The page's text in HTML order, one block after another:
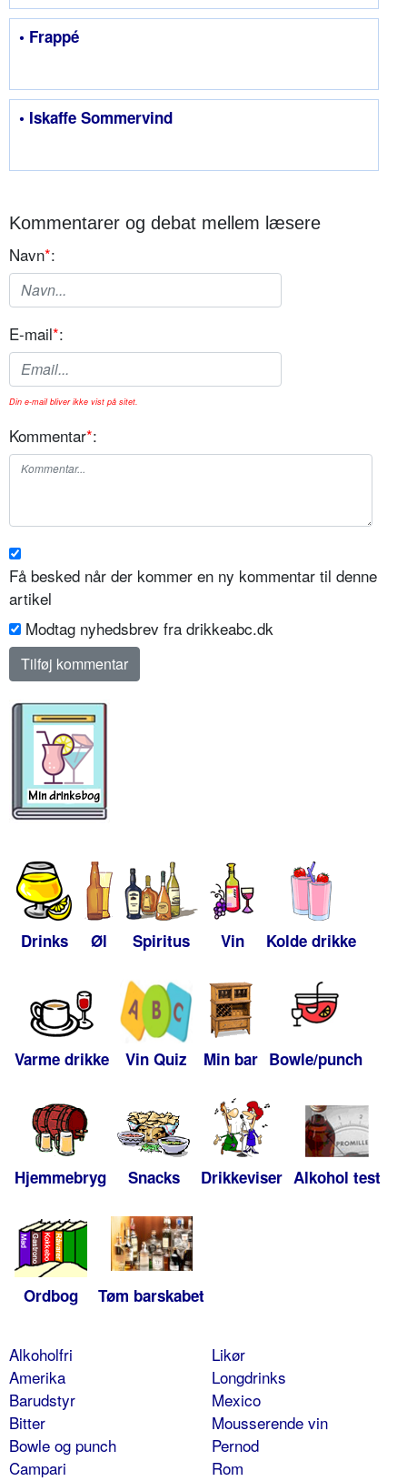
• Frappé
• Iskaffe Sommervind
Kommentarer og debat mellem læsere
Navn*:
E-mail*:
Din e-mail bliver ikke vist på sitet.
Kommentar*:
Få besked når der kommer en ny kommentar til denne
artikel
Modtag nyhedsbrev fra drikkeabc.dk
Drinks Øl Spiritus Vin Kolde drikke
Varme drikke Vin Quiz Min bar Bowle/punch
Hjemmebryg Snacks Drikkeviser Alkohol test
Ordbog Tøm barskabet
Alkoholfri
Amerika
Barudstyr
Bitter
Bowle og punch
Campari
Likør
Longdrinks
Mexico
Mousserende vin
Pernod
Rom